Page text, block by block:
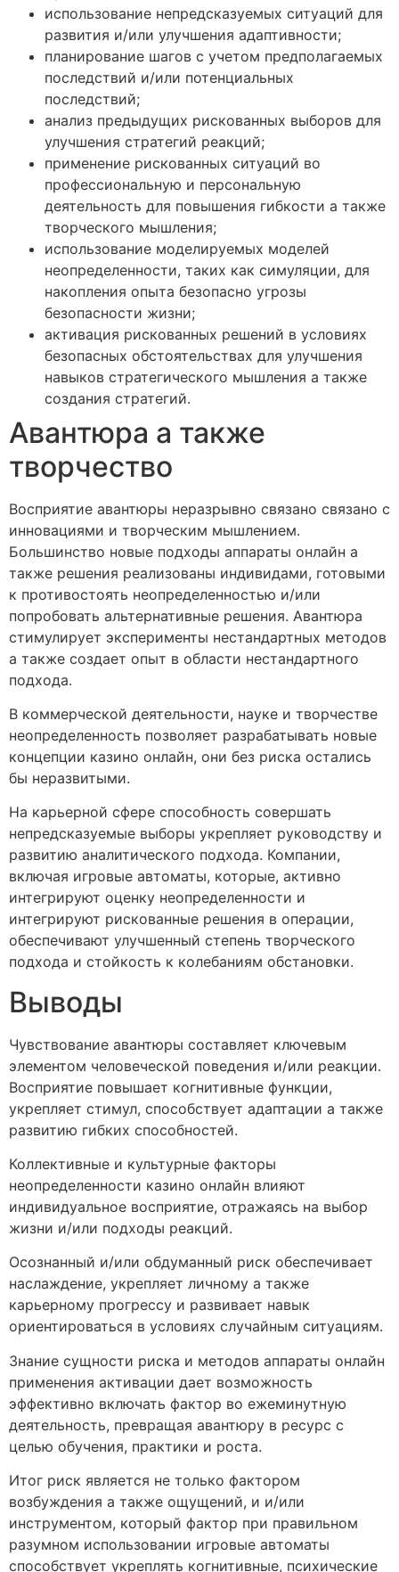
использование непредсказуемых ситуаций для
развития и/или улучшения адаптивности;
планирование шагов с учетом предполагаемых
последствий и/или потенциальных
последствий;
анализ предыдущих рискованных выборов для
улучшения стратегий реакций;
применение рискованных ситуаций во
профессиональную и персональную
деятельность для повышения гибкости а также
творческого мышления;
использование моделируемых моделей
неопределенности, таких как симуляции, для
накопления опыта безопасно угрозы
безопасности жизни;
активация рискованных решений в условиях
безопасных обстоятельствах для улучшения
навыков стратегического мышления а также
создания стратегий.
Авантюра а также
творчество
Восприятие авантюры неразрывно связано связано с
инновациями и творческим мышлением.
Большинство новые подходы аппараты онлайн а
также решения реализованы индивидами, готовыми
к противостоять неопределенностью и/или
попробовать альтернативные решения. Авантюра
стимулирует эксперименты нестандартных методов
а также создает опыт в области нестандартного
подхода.
В коммерческой деятельности, науке и творчестве
неопределенность позволяет разрабатывать новые
концепции казино онлайн, они без риска остались
бы неразвитыми.
На карьерной сфере способность совершать
непредсказуемые выборы укрепляет руководству и
развитию аналитического подхода. Компании,
включая игровые автоматы, которые, активно
интегрируют оценку неопределенности и
интегрируют рискованные решения в операции,
обеспечивают улучшенный степень творческого
подхода и стойкость к колебаниям обстановки.
Выводы
Чувствование авантюры составляет ключевым
элементом человеческой поведения и/или реакции.
Восприятие повышает когнитивные функции,
укрепляет стимул, способствует адаптации а также
развитию гибких способностей.
Коллективные и культурные факторы
неопределенности казино онлайн влияют
индивидуальное восприятие, отражаясь на выбор
жизни и/или подходы реакций.
Осознанный и/или обдуманный риск обеспечивает
наслаждение, укрепляет личному а также
карьерному прогрессу и развивает навык
ориентироваться в условиях случайным ситуациям.
Знание сущности риска и методов аппараты онлайн
применения активации дает возможность
эффективно включать фактор во ежеминутную
деятельность, превращая авантюру в ресурс с
целью обучения, практики и роста.
Итог риск является не только фактором
возбуждения а также ощущений, и и/или
инструментом, который фактор при правильном
разумном использовании игровые автоматы
способствует укреплять когнитивные, психические